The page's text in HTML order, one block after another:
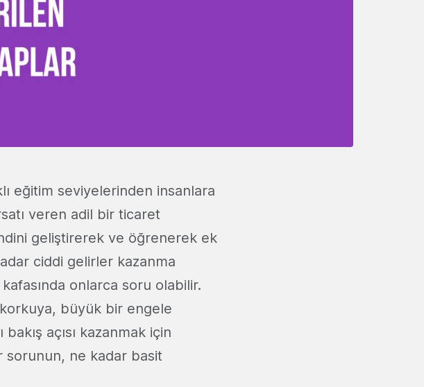
eğitim seviyelerinden insanlara
veren adil bir ticaret
geliştirerek ve öğrenerek ek
ciddi gelirler kazanma
onlarca soru olabilir.
büyük bir engele
açısı kazanmak için
sorunun, ne kadar basit